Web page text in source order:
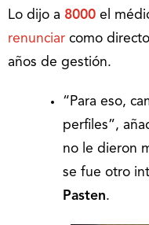
Lo dijo a 8000 el
renunciar como
años de gestión.
“Para eso,
perfiles”,
no le dieron
se fue otro
Pasten.